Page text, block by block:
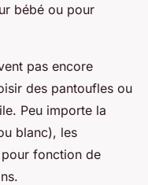
bébé ou pour
pas encore
des pantoufles ou
Peu importe la
blanc), les
fonction de